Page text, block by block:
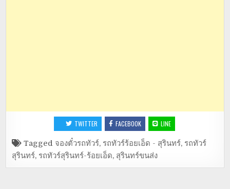
TWITTER FACEBOOK LINE
Tagged จองตั๋วรถทัวร์, รถทัวร์ร้อยเอ็ด - สุรินทร์, รถทัวร์
สุรินทร์, รถทัวร์สุรินทร์-ร้อยเอ็ด, สุรินทร์ขนส่ง